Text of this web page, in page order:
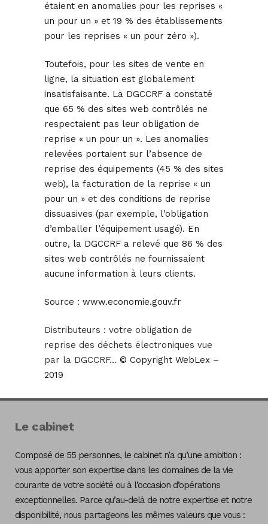
étaient en anomalies pour les reprises «
un pour un » et 19 % des établissements
pour les reprises « un pour zéro »).
Toutefois, pour les sites de vente en
ligne, la situation est globalement
insatisfaisante. La DGCCRF a constaté
que 65 % des sites web contrôlés ne
respectaient pas leur obligation de
reprise « un pour un ». Les anomalies
relevées portaient sur l’absence de
reprise des équipements (45 % des sites
web), la facturation de la reprise « un
pour un » et des conditions de reprise
dissuasives (par exemple, l’obligation
d’emballer l’équipement usagé). En
outre, la DGCCRF a relevé que 86 % des
sites web contrôlés ne fournissaient
aucune information à leurs clients.
Source : www.economie.gouv.fr
Distributeurs : votre obligation de
reprise des déchets électroniques vue
par la DGCCRF… © Copyright WebLex –
2019
Le cabinet
Composé de 55 personnes, le cabinet n’a qu’une ambition :
vous apporter son expertise dans les domaines de la vie
courante de votre société ou à l’occasion d’opérations
exceptionnelles. Parce qu’au-delà de notre expertise et notre
disponibilité, nous partageons les mêmes valeurs que vous :